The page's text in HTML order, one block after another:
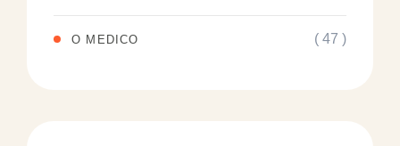
O MEDICO ( 47 )